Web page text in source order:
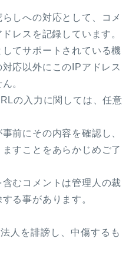
しへの対応として、コメ
レスを記録しています。
てサポートされている機
応以外にこのIPアドレス
。
の入力に関しては、任意
前にその内容を確認し、
すことをあらかじめご了
むコメントは管理人の裁
る事があります。
人を誹謗し、中傷するも